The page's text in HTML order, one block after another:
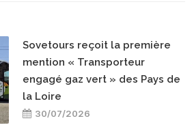
Sovetours reçoit la première
mention « Transporteur
engagé gaz vert » des Pays de
la Loire
30/07/2026